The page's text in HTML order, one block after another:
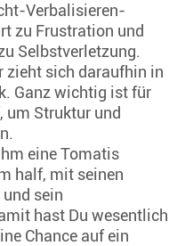
Verbalisieren-
zu Frustration und
Selbstverletzung.
zieht sich daraufhin in
Ganz wichtig ist für
um Struktur und
eine Tomatis
half, mit seinen
sein
hast Du wesentlich
Chance auf ein